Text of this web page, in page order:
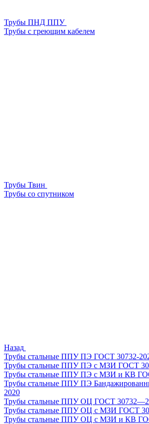
Трубы ПНД ППУ
Трубы с греющим кабелем
Трубы Твин
Трубы со спутником
Назад
Трубы стальные ППУ ПЭ ГОСТ 30732-
Трубы стальные ППУ ПЭ с МЗИ ГОСТ
Трубы стальные ППУ ПЭ с МЗИ и КВ
Трубы стальные ППУ ПЭ
2020
Трубы стальные ППУ ОЦ ГОСТ
Трубы стальные ППУ ОЦ с МЗИ ГОСТ
Трубы стальные ППУ ОЦ с МЗИ и КВ